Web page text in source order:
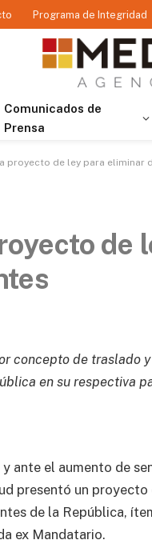
Programa de Integridad
Comunicados de
Prensa
proyecto de ley para eliminar
de
concepto de traslado
en su respectiva
ante el aumento de
presentó un
de la República,
ex Mandatario.